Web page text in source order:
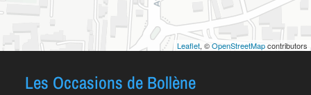
Leaflet, ©OpenStreetMapcontributors
Les Occasions de Bollène